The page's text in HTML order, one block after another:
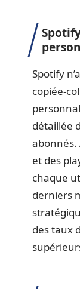
Spotify
copiée-
détaillée
abonnés.
et des
chaque
derniers
des taux